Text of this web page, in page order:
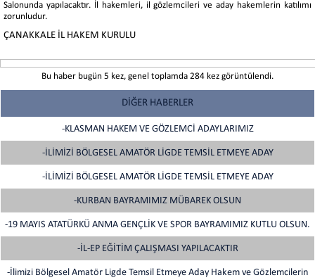
Salonunda yapılacaktır. İl hakemleri, il gözlemcileri ve aday hakemlerin katılımı
zorunludur.
ÇANAKKALE İL HAKEM KURULU
Bu haber bugün 5 kez, genel toplamda 284 kez görüntülendi.
DİĞER HABERLER
-KLASMAN HAKEM VE GÖZLEMCİ ADAYLARIMIZ
-İLİMİZİ BÖLGESEL AMATÖR LİGDE TEMSİL ETMEYE ADAY
-İLİMİZİ BÖLGESEL AMATÖR LİGDE TEMSİL ETMEYE ADAY
-KURBAN BAYRAMIMIZ MÜBAREK OLSUN
-19 MAYIS ATATÜRKÜ ANMA GENÇLİK VE SPOR BAYRAMIMIZ KUTLU OLSUN.
-İL-EP EĞİTİM ÇALIŞMASI YAPILACAKTIR
-İlimizi Bölgesel Amatör Ligde Temsil Etmeye Aday Hakem ve Gözlemcilerin